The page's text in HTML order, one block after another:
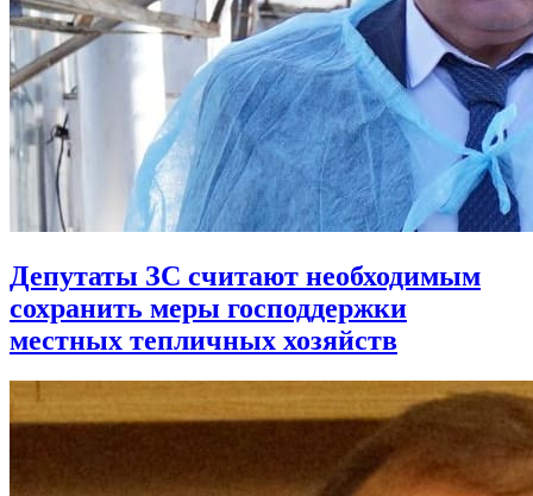
Депутаты ЗС считают необходимым
сохранить меры господдержки
местных тепличных хозяйств